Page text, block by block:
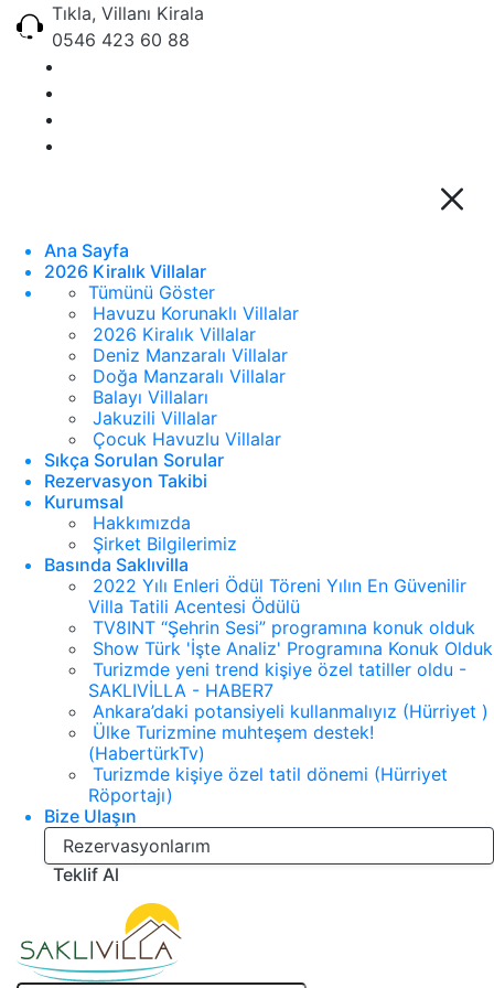
Tıkla, Villanı Kirala
0546 423 60 88
Ana Sayfa
2026 Kiralık Villalar
Tümünü Göster
Havuzu Korunaklı Villalar
2026 Kiralık Villalar
Deniz Manzaralı Villalar
Doğa Manzaralı Villalar
Balayı Villaları
Jakuzili Villalar
Çocuk Havuzlu Villalar
Sıkça Sorulan Sorular
Rezervasyon Takibi
Kurumsal
Hakkımızda
Şirket Bilgilerimiz
Basında Saklıvilla
2022 Yılı Enleri Ödül Töreni Yılın En Güvenilir
Villa Tatili Acentesi Ödülü
TV8INT “Şehrin Sesi” programına konuk olduk
Show Türk 'İşte Analiz' Programına Konuk Olduk
Turizmde yeni trend kişiye özel tatiller oldu -
SAKLIVİLLA - HABER7
Ankara’daki potansiyeli kullanmalıyız (Hürriyet )
Ülke Turizmine muhteşem destek!
(HabertürkTv)
Turizmde kişiye özel tatil dönemi (Hürriyet
Röportajı)
Bize Ulaşın
Rezervasyonlarım
Teklif Al